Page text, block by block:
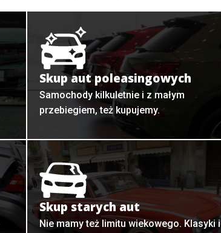
Skup aut poleasingowych
Samochody kilkuletnie i z małym
przebiegiem, też kupujemy.
Skup starych aut
Nie mamy też limitu wiekowego. Klasyki i